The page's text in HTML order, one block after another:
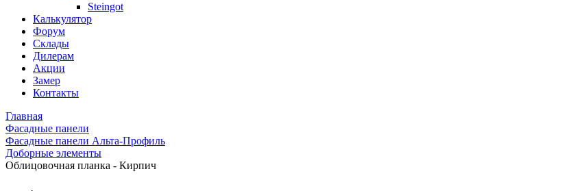
Steingot
Калькулятор
Форум
Склады
Дилерам
Акции
Замер
Контакты
Главная
Фасадные панели
Фасадные панели Альта-Профиль
Доборные элементы
Облицовочная планка - Кирпич